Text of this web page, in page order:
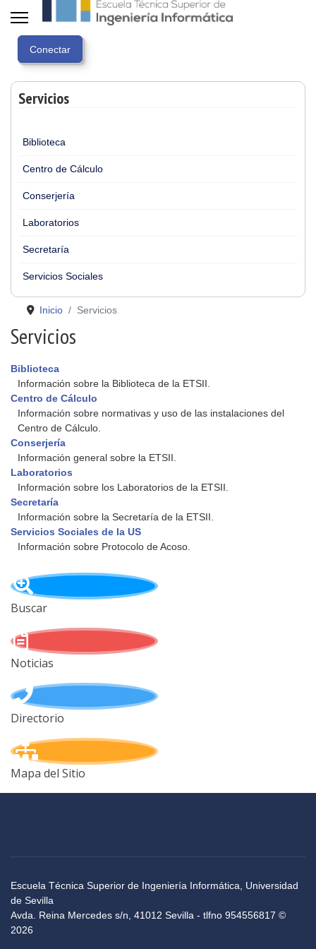
Servicios
Biblioteca
Centro de Cálculo
Conserjería
Laboratorios
Secretaría
Servicios Sociales
Inicio Servicios
Servicios
Biblioteca
Información sobre la Biblioteca de la ETSII.
Centro de Cálculo
Información sobre normativas y uso de las instalaciones del
Centro de Cálculo.
Conserjería
Información general sobre la ETSII.
Laboratorios
Información sobre los Laboratorios de la ETSII.
Secretaría
Información sobre la Secretaría de la ETSII.
Servicios Sociales de la US
Información sobre Protocolo de Acoso.
Buscar
Noticias
Directorio
Mapa del Sitio
Escuela Técnica Superior de Ingeniería Informática, Universidad
de Sevilla
Avda. Reina Mercedes s/n, 41012 Sevilla - tlfno 954556817 ©
2026